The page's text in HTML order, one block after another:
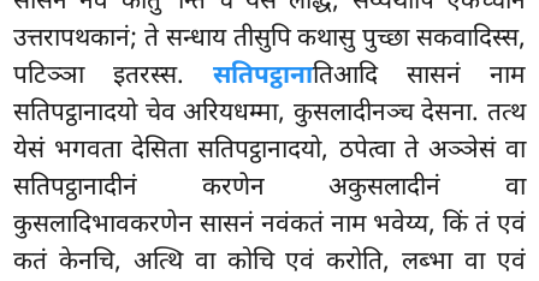
उत्तरापथकानं; ते सन्धाय तीसुपि कथासु पुच्छा सकवादिस्स,
पटिञ्ञा इतरस्स. सतिपट्ठानातिआदि सासनं नाम
सतिपट्ठानादयो चेव अरियधम्मा, कुसलादीनञ्च देसना. तत्थ
येसं भगवता देसिता सतिपट्ठानादयो, ठपेत्वा ते अञ्ञेसं वा
सतिपट्ठानादीनं करणेन अकुसलादीनं वा
कुसलादिभावकरणेन सासनं नवंकतं नाम भवेय्य, किं तं एवं
कतं केनचि, अत्थि वा कोचि एवं करोति, लब्भा वा एवं